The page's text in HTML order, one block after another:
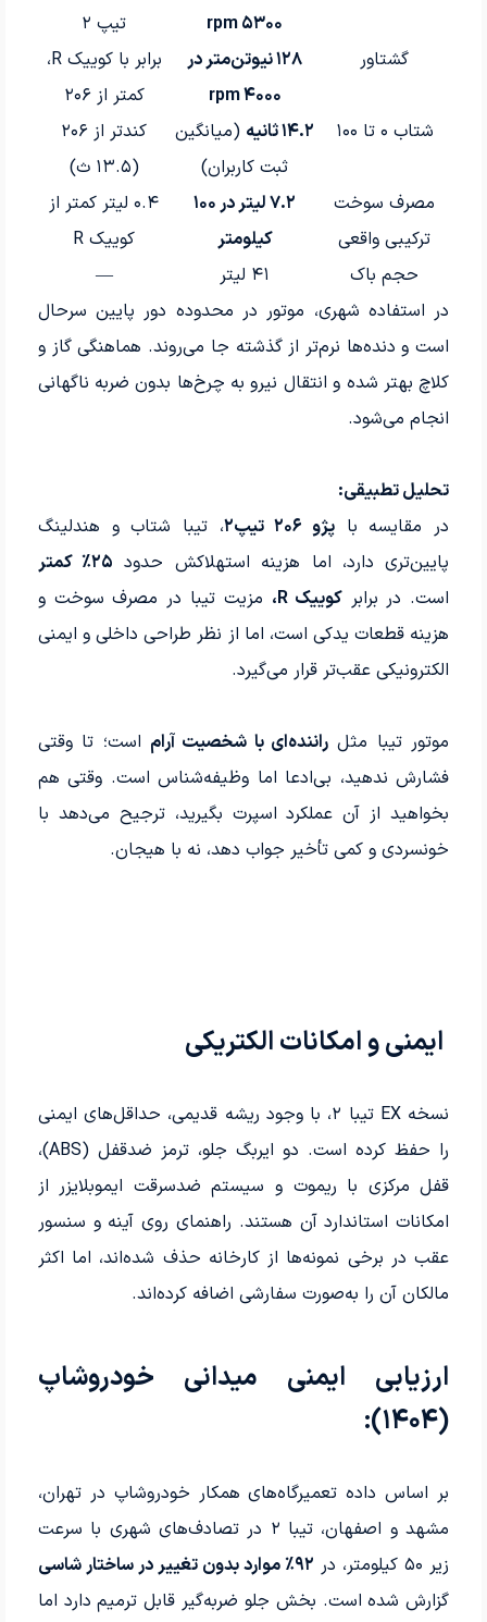
۵۳۰۰ rpm
تیپ ۲
گشتاور
۱۲۸ نیوتن‌متر در
۴۰۰۰ rpm
برابر با کوییک R،
کمتر از ۲۰۶
شتاب ۰ تا ۱۰۰
۱۴.۲ ثانیه
(میانگین
ثبت کاربران)
کندتر از ۲۰۶
(۱۳.۵ ث)
مصرف سوخت
ترکیبی واقعی
۷.۲ لیتر در ۱۰۰
کیلومتر
۰.۴ لیتر کمتر از
کوییک R
حجم باک
۴۱ لیتر
—
در استفاده شهری، موتور در محدوده دور پایین سرحال
است و دنده‌ها نرم‌تر از گذشته جا می‌روند. هماهنگی گاز و
کلاچ بهتر شده و انتقال نیرو به چرخ‌ها بدون ضربه ناگهانی
انجام می‌شود.
تحلیل تطبیقی:
در مقایسه باپژو ۲۰۶ تیپ۲
، تیبا شتاب و هندلینگ
پایین‌تری دارد، اما هزینه استهلاکش حدود ۲۵٪ کمتر
است. در برابرکوییک R،
مزیت تیبا در مصرف سوخت و
هزینه قطعات یدکی است، اما از نظر طراحی داخلی و ایمنی
الکترونیکی عقب‌تر قرار می‌گیرد.
موتور تیبا مثل راننده‌ای با شخصیت آرام است؛ تا وقتی
فشارش ندهید، بی‌ادعا اما وظیفه‌شناس است. وقتی هم
بخواهید از آن عملکرد اسپرت بگیرید، ترجیح می‌دهد با
خونسردی و کمی تأخیر جواب دهد، نه با هیجان.
ایمنی و امکانات الکتریکی
نسخه EX تیبا ۲، با وجود ریشه قدیمی، حداقل‌های ایمنی
را حفظ کرده است. دو ایربگ جلو، ترمز ضدقفل (ABS)،
قفل مرکزی با ریموت و سیستم ضدسرقت ایموبلایزر از
امکانات استاندارد آن هستند. راهنمای روی آینه و سنسور
عقب در برخی نمونه‌ها از کارخانه حذف شده‌اند، اما اکثر
مالکان آن را به‌صورت سفارشی اضافه کرده‌اند.
ارزیابی ایمنی میدانی خودروشاپ
(۱۴۰۴):
بر اساس داده تعمیرگاه‌های همکار خودروشاپ در تهران،
مشهد و اصفهان، تیبا ۲ در تصادف‌های شهری با سرعت
زیر ۵۰ کیلومتر، در
۹۲٪ موارد بدون تغییر در ساختار شاسی
گزارش شده است. بخش جلو ضربه‌گیر قابل ترمیم دارد اما